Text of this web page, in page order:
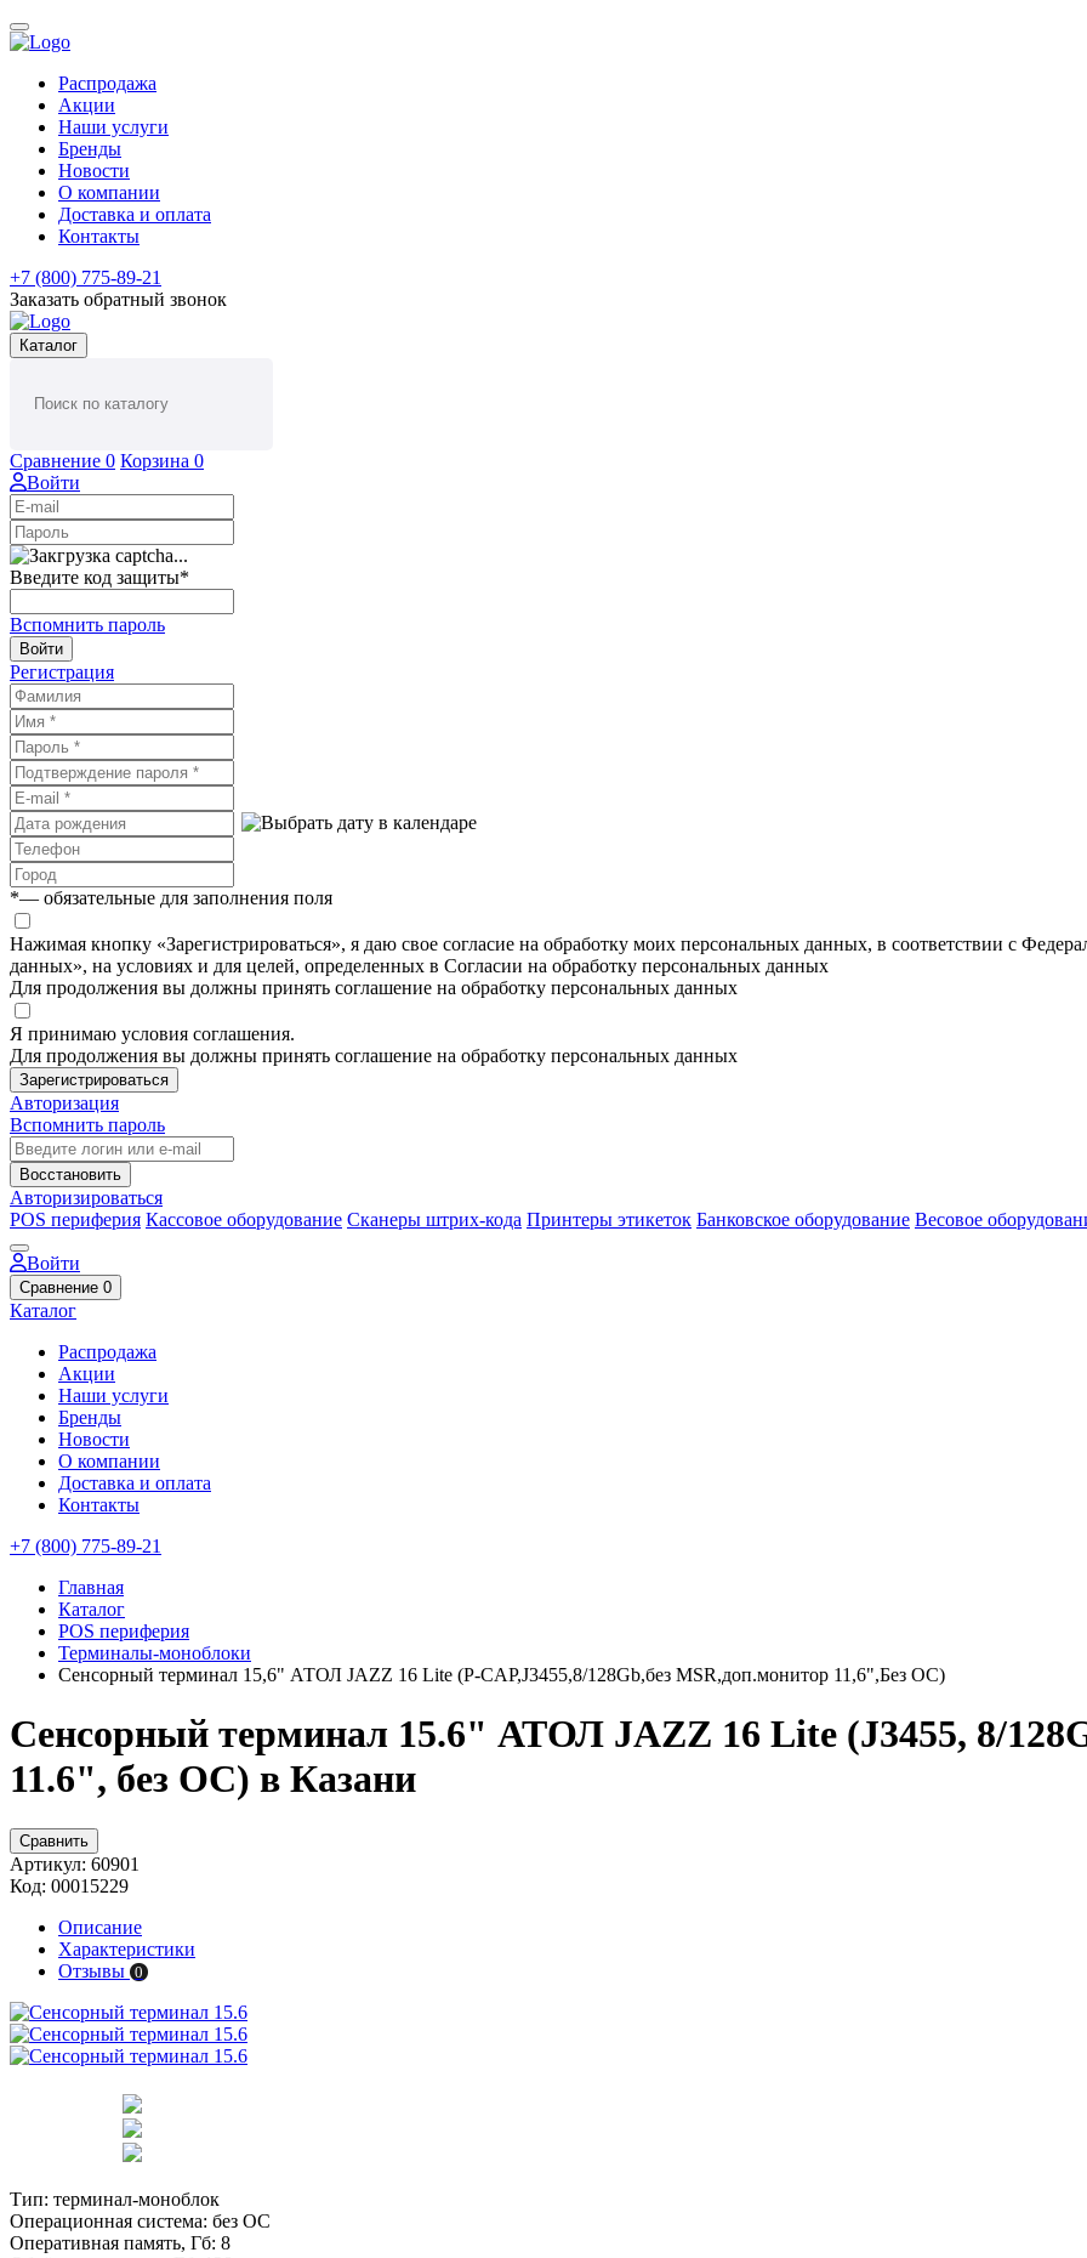
Распродажа
Акции
Наши услуги
Бренды
Новости
О компании
Доставка и оплата
Контакты
+7 (800) 775-89-21
Заказать обратный звонок
Каталог
Сравнение 0 Корзина 0
Войти
Введите код защиты*
Вспомнить пароль
Войти
Регистрация
*— обязательные для заполнения поля
Нажимая кнопку «Зарегистрироваться», я даю свое согласие на обработку моих персональных данных, в соответствии с
данных», на условиях и для целей, определенных в Согласии на обработку персональных данных
Для продолжения вы должны принять соглашение на обработку персональных данных
Я принимаю условия соглашения.
Для продолжения вы должны принять соглашение на обработку персональных данных
Зарегистрироваться
Авторизация
Вспомнить пароль
Восстановить
Авторизироваться
POS периферия Кассовое оборудование Сканеры штрих-кода Принтеры этикеток Банковское оборудование Весовое
Войти
Сравнение 0
Каталог
Распродажа
Акции
Наши услуги
Бренды
Новости
О компании
Доставка и оплата
Контакты
+7 (800) 775-89-21
Главная
Каталог
POS периферия
Терминалы-моноблоки
Сенсорный терминал 15,6" АТОЛ JAZZ 16 Lite (P-CAP,J3455,8/128Gb,без MSR,доп.монитор 11,6",Без ОС)
Сенсорный терминал 15.6" АТОЛ JAZZ 16 Lite (J3455, 8/
11.6", без ОС) в Казани
Сравнить
Артикул: 60901
Код: 00015229
Описание
Характеристики
Отзывы 0
Тип: терминал-моноблок
Операционная система: без ОС
Оперативная память, Гб: 8